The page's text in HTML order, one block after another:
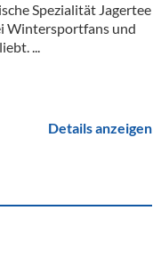
Spezialität Jagertee
Wintersportfans und
...
Details anzeigen